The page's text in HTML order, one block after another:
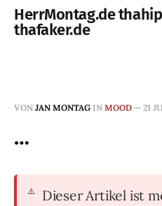
HerrMontag.de
thafaker.de
VON JAN MONTAG IN MOOD — 21
…
Dieser Artikel ist